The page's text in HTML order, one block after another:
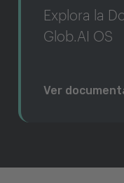
Explora la
Glob.AI OS
Ver